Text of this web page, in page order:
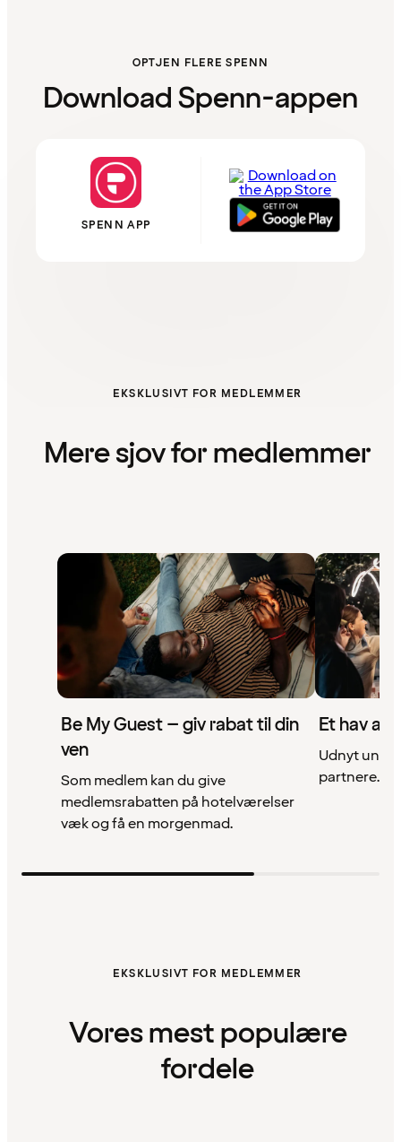
OPTJEN FLERE SPENN
Download Spenn-appen
SPENN APP
EKSKLUSIVT FOR MEDLEMMER
Mere sjov for medlemmer
Be My Guest – giv rabat til din
ven
Som medlem kan du give
medlemsrabatten på hotelværelser
væk og få en morgenmad.
Et hav af
Udnyt
partnere.
EKSKLUSIVT FOR MEDLEMMER
Vores mest populære
fordele